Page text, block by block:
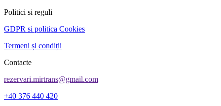
Politici si reguli
GDPR si politica Cookies
Termeni și condiții
Contacte
rezervari.mirtrans@gmail.com
+40 376 440 420